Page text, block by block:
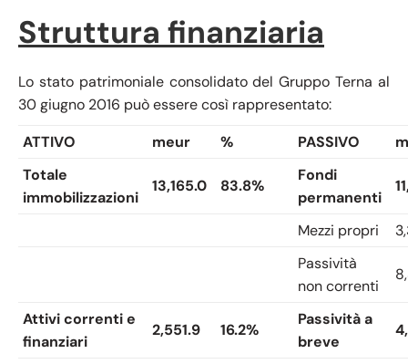
Struttura finanziaria
Lo stato patrimoniale consolidato del Gruppo Terna al
30 giugno 2016 può essere così rappresentato:
ATTIVO
meur % PASSIVO
Totale
immobilizzazioni
13,165.0 83.8%
Fondi
permanenti
Mezzi propri
Passività
non correnti
Attivi correnti e
finanziari
2,551.9 16.2%
Passività a
breve